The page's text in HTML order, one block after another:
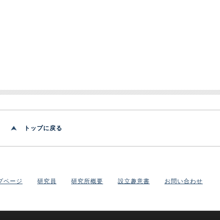
トップに戻る
ページ 研究員 研究所概要 設立趣意書 お問い合わせ